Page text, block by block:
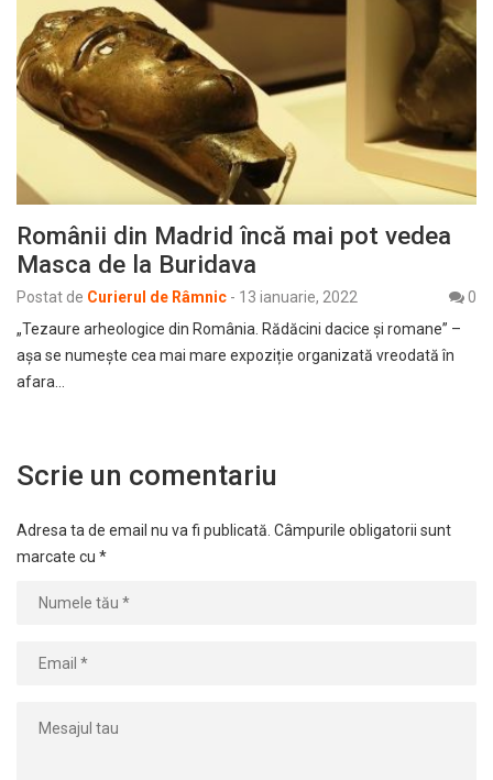
Românii din Madrid încă mai pot vedea
Masca de la Buridava
Postat de Curierul de Râmnic - 13 ianuarie, 2022
0
„Tezaure arheologice din România. Rădăcini dacice și romane” –
așa se numește cea mai mare expoziție organizată vreodată în
afara…
Scrie un comentariu
Adresa ta de email nu va fi publicată. Câmpurile obligatorii sunt
marcate cu *